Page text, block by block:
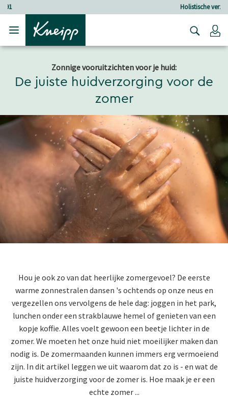
Verder gaan naar hoofdinhoud.
Verder gaan naar de footer
Zonnige vooruitzichten voor je huid:
De juiste huidverzorging voor de
zomer
Hou je ook zo van dat heerlijke zomergevoel? De eerste
warme zonnestralen dansen 's ochtends op onze neus en
vergezellen ons vervolgens de hele dag: joggen in het park,
lunchen onder een strakblauwe hemel of genieten van een
kopje koffie. Alles voelt gewoon een beetje lichter in de
zomer. We moeten het onze huid niet moeilijker maken dan
nodig is. De zomermaanden kunnen immers erg vermoeiend
zijn. In dit artikel leggen we uit waarom dat zo is - en wat de
juiste huidverzorging voor de zomer is. Hoe maak je er een
echte zomer ...